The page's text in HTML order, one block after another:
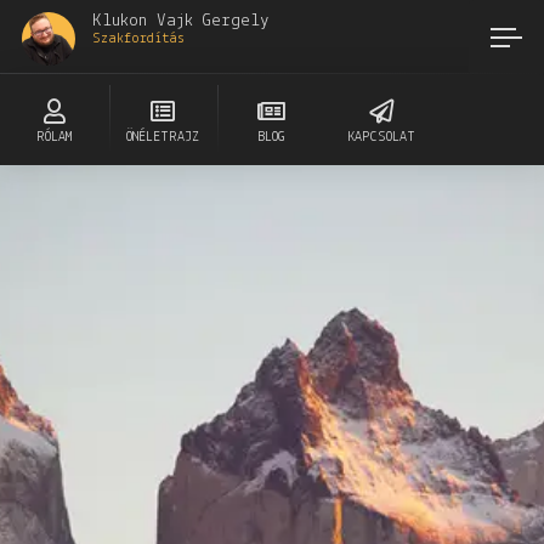
Klukon Vajk Gergely
Szakfordítás
RÓLAM ÖNÉLETRAJZ BLOG KAPCSOLAT